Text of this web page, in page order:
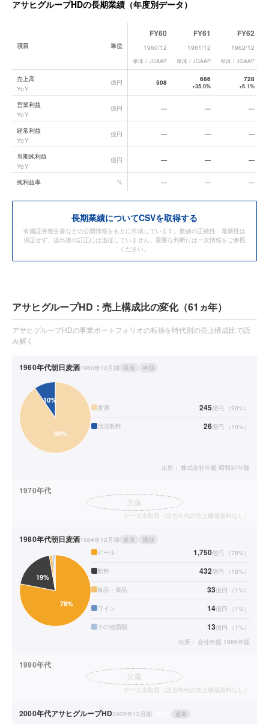
アサヒグループHDの長期業績（年度別データ）
アサヒグループHD
項目 単位
FY60
1960/12
単体 / JGAAP
FY61
1961/12
単体 / JGAAP
FY62
1962/12
単体 / JGAAP
売上高
YoY
億円 508 686
+35.0%
728
+6.1%
営業利益
YoY
億円 — — —
経常利益
YoY
億円 — — —
当期純利益
YoY
億円 — — —
純利益率 % — — —
長期業績についてCSVを取得する
有価証券報告書などの公開情報をもとに作成しています。数値の正確性・最新性は
保証せず、提出後の訂正には追従していません。重要な判断には一次情報をご参照
ください。
アサヒグループHD：売上構成比の変化（61ヵ年）
アサヒグループHDの事業ポートフォリオの転換を時代別の売上構成比で読
み解く
1960年代朝日麦酒1960年12月期 単体 半期
麦酒 245億円 （90%）
清涼飲料 26億円 （ 10%）
出所： 株式会社年鑑 昭和37年版
1970年代
欠落
データ未取得（該当年代の売上構成資料なし）
1980年代朝日麦酒1984年12月期 単体
通期
ビール
1,750億円 （78%）
飲料 432億円 （ 19%）
食品・薬品 33億円 （ 1%）
ワイン 14億円 （ 1%）
その他酒類 13億円 （ 1%）
出所： 会社年鑑 1986年版
1990年代
欠落
データ未取得（該当年代の売上構成資料なし）
2000年代アサヒグループHD2005年12月期 通期